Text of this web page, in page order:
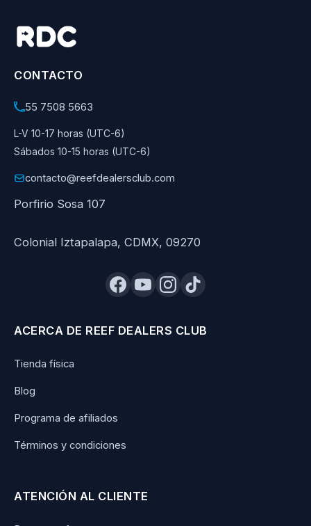
CONTACTO
55 7508 5663
L-V 10-17 horas (UTC-6)
Sábados 10-15 horas (UTC-6)
contacto@reefdealersclub.com
Porfirio Sosa 107
Colonial Iztapalapa, CDMX, 09270
ACERCA DE REEF DEALERS CLUB
Tienda física
Blog
Programa de afiliados
Términos y condiciones
ATENCIÓN AL CLIENTE